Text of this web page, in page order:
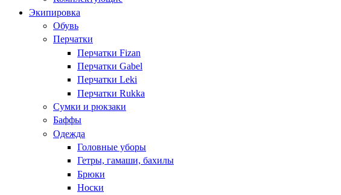
Экипировка
Обувь
Перчатки
Перчатки Fizan
Перчатки Gabel
Перчатки Leki
Перчатки Rukka
Сумки и рюкзаки
Баффы
Одежда
Головные уборы
Гетры, гамаши, бахилы
Брюки
Носки